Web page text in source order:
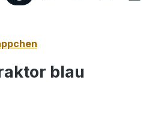
blau